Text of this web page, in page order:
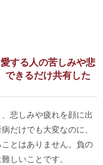
する人の苦しみや悲
できるだけ共有した
悲しみや疲れを顔に出
だけでも大変なのに、
とはありません。負の
しいことです。